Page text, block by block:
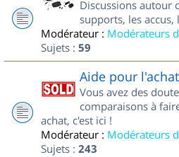
Discussions autour
supports, les accus,
Modérateur : Modérateurs
Sujets : 59
Aide pour
Vous avez des
comparaisons à
achat, c'est ici !
Modérateur : Modérateurs
Sujets : 243